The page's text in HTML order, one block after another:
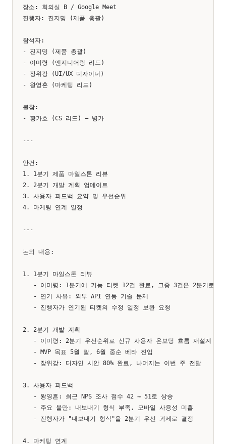
장소: 회의실 B / Google Meet
진행자: 진지밍 (제품 총괄)
참석자:
- 진지밍 (제품 총괄)
- 이미령 (엔지니어링 리드)
- 장위강 (UI/UX 디자이너)
- 왕영흔 (마케팅 리드)
불참:
- 황가호 (CS 리드) — 병가
---
안건:
1. 1분기 제품 마일스톤 리뷰
2. 2분기 개발 계획 업데이트
3. 사용자 피드백 요약 및 우선순위
4. 마케팅 연계 일정
---
논의 내용:
1. 1분기 마일스톤 리뷰
- 이미령: 1분기에 기능 티켓 12건 완료, 그중 3건은 2분기로 연
   - 연기 사유: 외부 API 연동 기술 문제
   - 진행자가 연기된 티켓의 수정 일정 보완 요청
2. 2분기 개발 계획
- 이미령: 2분기 우선순위로 신규 사용자 온보딩 흐름 재설계 제
   - MVP 목표 5월 말, 6월 중순 베타 진입
   - 장위강: 디자인 시안 80% 완료, 나머지는 이번 주 전달
3. 사용자 피드백
   - 왕영흔: 최근 NPS 조사 점수 42 → 51로 상승
   - 주요 불만: 내보내기 형식 부족, 모바일 사용성 미흡
   - 진행자가 "내보내기 형식"을 2분기 우선 과제로 결정
4. 마케팅 연계